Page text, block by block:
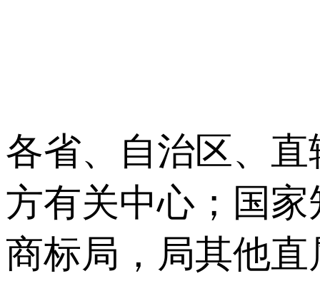
各省、自治区、
方有关中心；国
商标局，局其他